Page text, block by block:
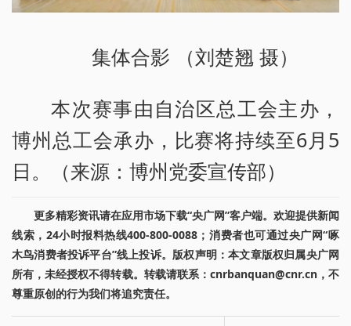
集体合影 （刘楚翘 摄）
本次赛事由自治区总工会主办，
博州总工会承办，比赛将持续至6月5
日。（来源：博州党委宣传部）
更多精彩资讯请在应用市场下载“央广网”客户端。欢迎提供新闻
线索，24小时报料热线400-800-0088；消费者也可通过央广网“啄
木鸟消费者投诉平台”线上投诉。版权声明：本文章版权归属央广网
所有，未经授权不得转载。转载请联系：cnrbanquan@cnr.cn，不
尊重原创的行为我们将追究责任。